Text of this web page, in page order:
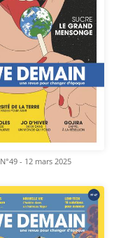
N°49 - 12 mars 2025